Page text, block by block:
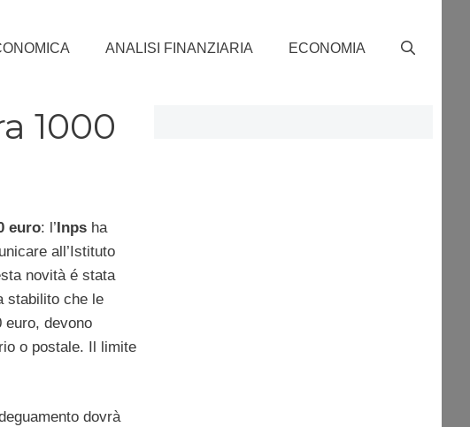
ANALISI FINANZIARIA ECONOMIA
1000
euro: l’Inpsha
all’Istituto
novità é stata
stabilito che le
euro, devono
o postale. Il limite
dovrà